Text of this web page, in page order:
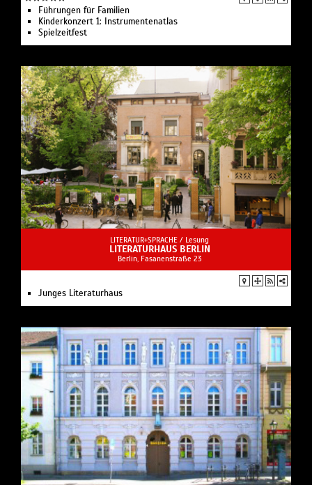
Führungen für Familien
Kinderkonzert 1: Instru­men­ten­atlas
Spielzeit­fest
LITERATUR+SPRACHE / Lesung
LITERATURHAUS BERLIN
Berlin, Fasanenstraße 23
Junges Literaturhaus